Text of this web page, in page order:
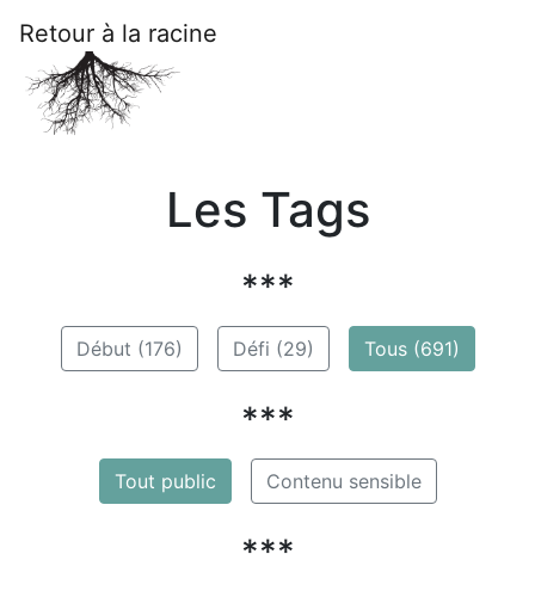
Retour à la racine
Les Tags
***
Début (176) Défi (29) Tous (691)
***
Tout public Contenu sensible
***